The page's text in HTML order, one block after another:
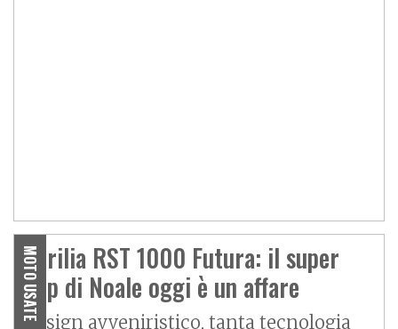
MOTO USATE
Aprilia RST 1000 Futura: il super
flop di Noale oggi è un affare
Design avveniristico, tanta tecnologia